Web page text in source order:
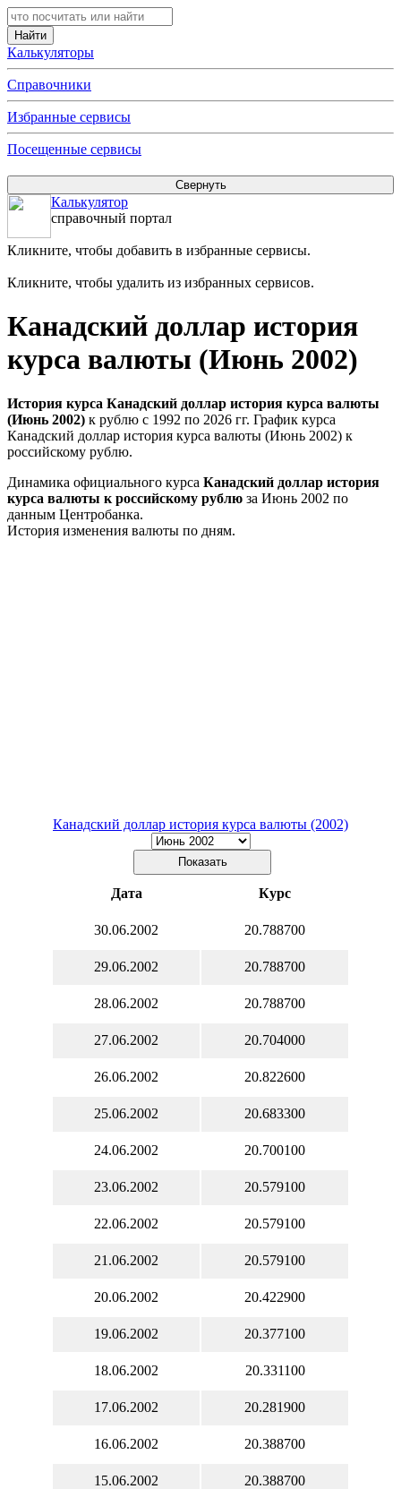
Калькуляторы
Справочники
Избранные сервисы
Посещенные сервисы
Калькулятор
справочный портал
Кликните, чтобы добавить в избранные сервисы.
Кликните, чтобы удалить из избранных сервисов.
Канадский доллар история
курса валюты (Июнь 2002)
История курса Канадский доллар история курса валюты
(Июнь 2002) к рублю с 1992 по 2026 гг. График курса
Канадский доллар история курса валюты (Июнь 2002) к
российскому рублю.
Динамика официального курса Канадский доллар история
курса валюты к российскому рублю за Июнь 2002 по
данным Центробанка.
История изменения валюты по дням.
Канадский доллар история курса валюты (2002)
Дата Курс
30.06.2002 20.788700
29.06.2002 20.788700
28.06.2002 20.788700
27.06.2002 20.704000
26.06.2002 20.822600
25.06.2002 20.683300
24.06.2002 20.700100
23.06.2002 20.579100
22.06.2002 20.579100
21.06.2002 20.579100
20.06.2002 20.422900
19.06.2002 20.377100
18.06.2002 20.331100
17.06.2002 20.281900
16.06.2002 20.388700
15.06.2002 20.388700